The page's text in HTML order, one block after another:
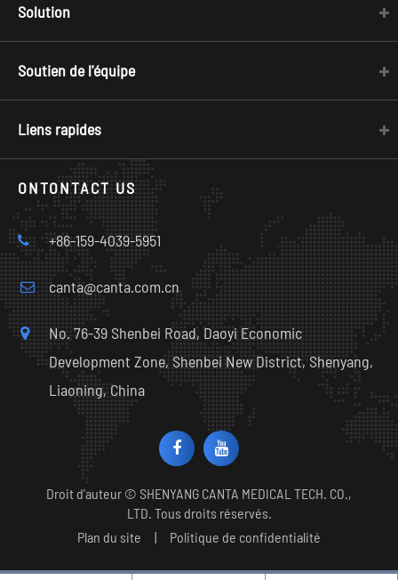
Solution
Soutien de l'équipe
Liens rapides
ONTONTACT US
+86-159-4039-5951
canta@canta.com.cn
No. 76-39 Shenbei Road, Daoyi Economic
Development Zone, Shenbei New District, Shenyang,
Liaoning, China
Droit d'auteur © SHENYANG CANTA MEDICAL TECH. CO.,
LTD. Tous droits réservés.
Plan du site | Politique de confidentialité